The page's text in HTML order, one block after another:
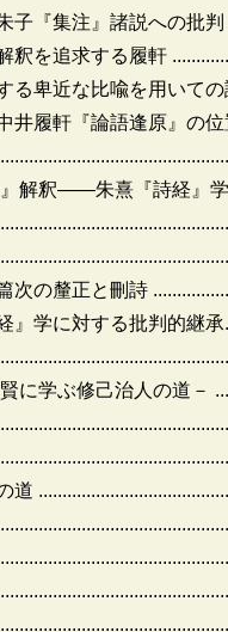
子『集注』諸説への批判
釈を追求する履軒
る卑近な比喩を用いての
井履軒『論語逢原』の位
解釈――朱熹『詩経』
次の釐正と刪詩
』学に対する批判的継承
に学ぶ修己治人の道－